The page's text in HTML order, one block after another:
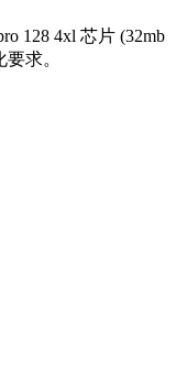
128 4xl 芯片 (32mb
求。